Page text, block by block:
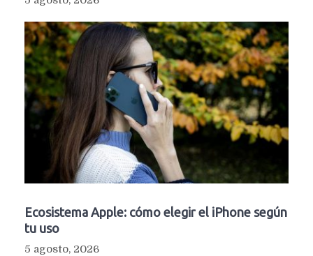
Ecosistema Apple: cómo elegir el iPhone según
tu uso
5 agosto, 2026